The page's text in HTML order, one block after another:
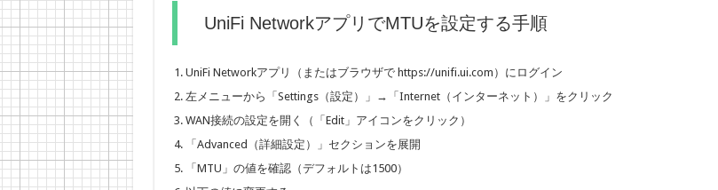
UniFi NetworkアプリでMTUを設定する手順
UniFi Networkアプリ（またはブラウザで https://unifi.ui.com）にログイン
左メニューから「Settings（設定）」→「Internet（インターネット）」をクリック
WAN接続の設定を開く（「Edit」アイコンをクリック）
「Advanced（詳細設定）」セクションを展開
「MTU」の値を確認（デフォルトは1500）